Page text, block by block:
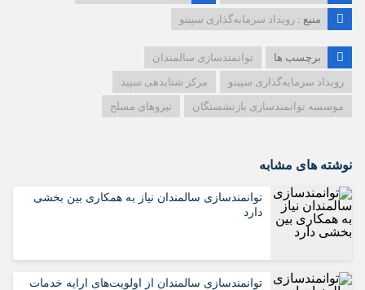
منبع : رویداد سرمایه‌گذاری سپینو
برچسب ها
توانمندسازی سالمندان
رویداد سرمایه‌گذاری سپینو
مرکز شتابدهی سپید
موسسه توانمندسازی بازنشستگان
نیروهای مسلح
نوشته های مشابه
توانمندسازی سالمندان نیاز به همکاری بین بخشی
دارد
توانمندسازی سالمندان از اولویت‌های ارایه خدمات